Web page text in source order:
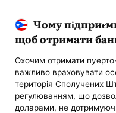
Чому
щоб отримати
Охочим отримати
важливо враховувати
територія Сполучених
регулюванням, що
доларами, не